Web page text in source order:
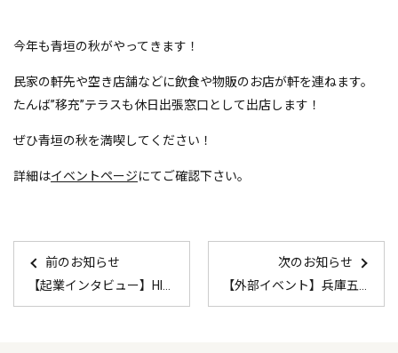
今年も青垣の秋がやってきます！
民家の軒先や空き店舗などに飲食や物販のお店が軒を連ねます。
たんば”移充”テラスも休日出張窓口として出店します！
ぜひ青垣の秋を満喫してください！
詳細はイベントページにてご確認下さい。
前のお知らせ
次のお知らせ